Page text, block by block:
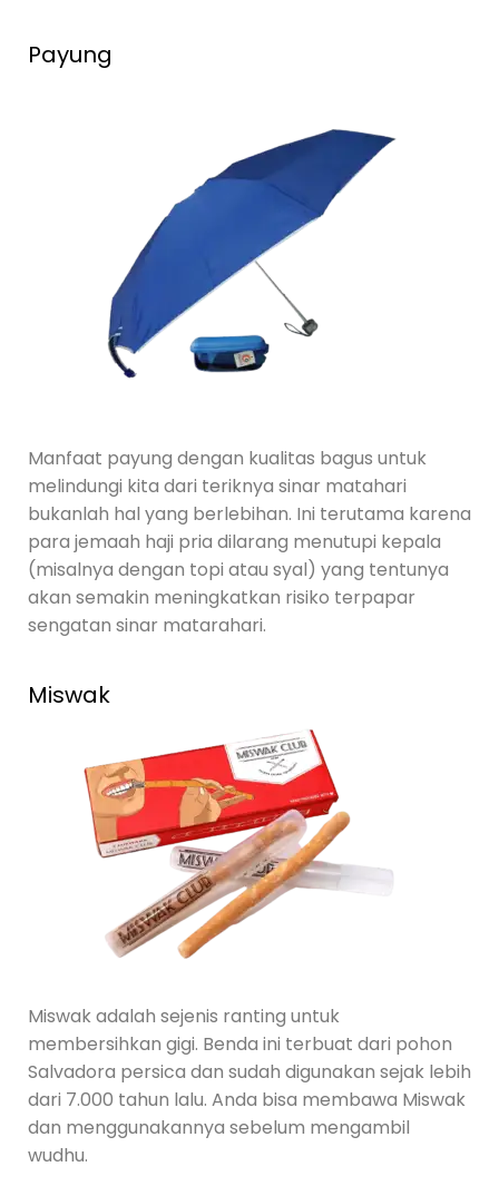
Payung
Manfaat payung dengan kualitas bagus untuk
melindungi kita dari teriknya sinar matahari
bukanlah hal yang berlebihan. Ini terutama karena
para jemaah haji pria dilarang menutupi kepala
(misalnya dengan topi atau syal) yang tentunya
akan semakin meningkatkan risiko terpapar
sengatan sinar matarahari.
Miswak
Miswak adalah sejenis ranting untuk
membersihkan gigi. Benda ini terbuat dari pohon
Salvadora persica dan sudah digunakan sejak lebih
dari 7.000 tahun lalu. Anda bisa membawa Miswak
dan menggunakannya sebelum mengambil
wudhu.